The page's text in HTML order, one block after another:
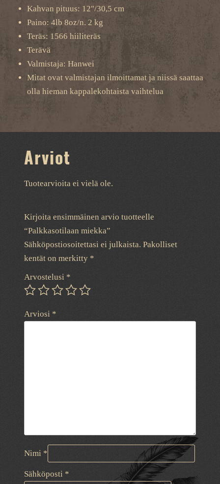
Kahvan pituus: 12"/30,5 cm
Paino: 4lb 8oz/n. 2 kg
Teräs: 1566 hiiliteräs
Terävä
Valmistaja: Hanwei
Mitat ovat valmistajan ilmoittamat ja niissä saattaa
olla hieman kappalekohtaista vaihtelua
Arviot
Tuotearvioita ei vielä ole.
Kirjoita ensimmäinen arvio tuotteelle
“Palkkasotilaan miekka”
Sähköpostiosoitettasi ei julkaista. Pakolliset
kentät on merkitty *
Arvostelusi *
Arviosi *
Nimi *
Sähköposti *